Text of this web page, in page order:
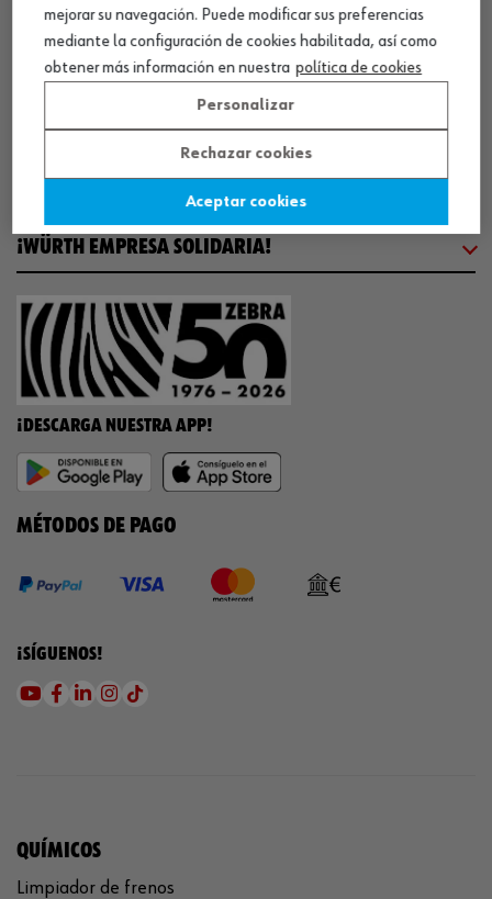
COMUNICACIÓN
NUESTROS CERTIFICADOS
¡WÜRTH EMPRESA SOLIDARIA!
¡DESCARGA NUESTRA APP!
MÉTODOS DE PAGO
¡SÍGUENOS!
QUÍMICOS
Limpiador de frenos
mejorar su navegación. Puede modificar sus preferencias
mediante la configuración de cookies habilitada, así como
obtener más información en nuestra política de cookies
Personalizar
Rechazar cookies
Aceptar cookies